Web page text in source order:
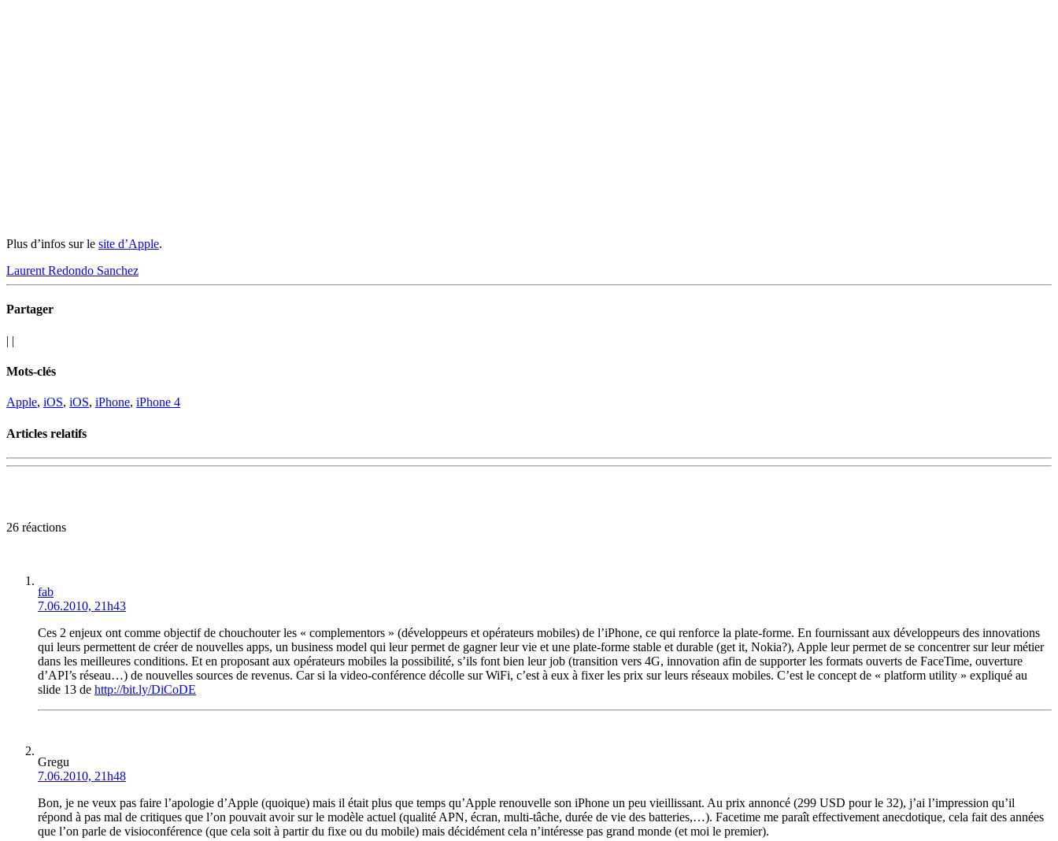
Plus d’infos sur le site d’Apple.
Laurent Redondo Sanchez
Partager
| |
Mots-clés
Apple, iOS, iOS, iPhone, iPhone 4
Articles relatifs
26 réactions
fab
7.06.2010, 21h43
Ces 2 enjeux ont comme objectif de chouchouter les « complementors » (développeurs et opérateurs mobiles) de l’iPhone, ce qui renforce la plate-forme. En fournissant aux développeurs des innovations
qui leurs permettent de créer de nouvelles apps, un business model qui leur permet de gagner leur vie et une plate-forme stable et durable (get it, Nokia?), Apple leur permet de se concentrer sur leur métier
dans les meilleures conditions. Et en proposant aux opérateurs mobiles la possibilité, s’ils font bien leur job (transition vers 4G, innovation afin de supporter les formats ouverts de FaceTime, ouverture
d’API’s réseau…) de nouvelles sources de revenus. Car si la video-conférence décolle sur WiFi, c’est à eux à fixer les prix sur leurs réseaux mobiles. C’est le concept de « platform utility » expliqué au
slide 13 de http://bit.ly/DiCoDE
Gregu
7.06.2010, 21h48
Bon, je ne veux pas faire l’apologie d’Apple (quoique) mais il était plus que temps qu’Apple renouvelle son iPhone un peu vieillissant. Au prix annoncé (299 USD pour le 32), j’ai l’impression qu’il
répond à pas mal de critiques que l’on pouvait avoir sur le modèle actuel (qualité APN, écran, multi-tâche, durée de vie des batteries,…). Facetime me paraît effectivement anecdotique, cela fait des années
que l’on parle de visioconférence (que cela soit à partir du fixe ou du mobile) mais décidément cela n’intéresse pas grand monde (et moi le premier).